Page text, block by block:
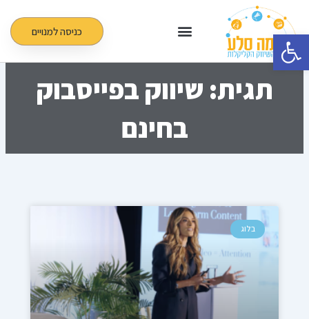
פתח סרגל נגישות
לתוכן
כניסה למנויים
תגית: שיווק בפייסבוק
בחינם
בלוג
עמוד עמודעמוד